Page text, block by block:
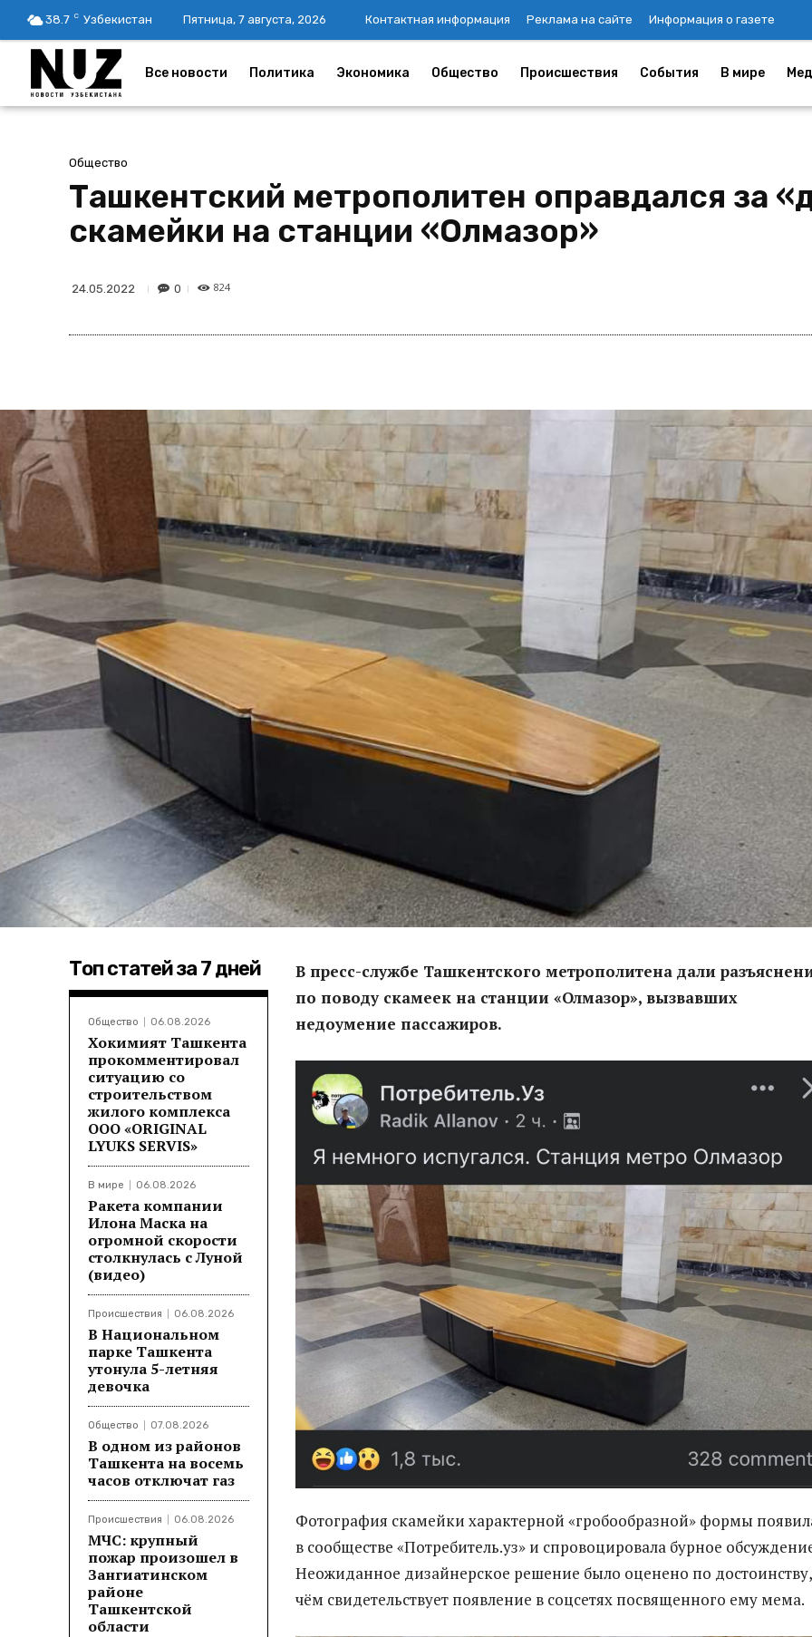
38.7 C Узбекистан Пятница, 7 августа, 2026 Контактная информация Реклама на сайте Информация о газете
Все новости Политика Экономика Общество Происшествия События В мире
Общество
Ташкентский метрополитен оправдался за
скамейки на станции «Олмазор»
24.05.2022 0 824
Топ статей за 7 дней
Общество 06.08.2026
Хокимият Ташкента
прокомментировал
ситуацию со
строительством
жилого комплекса
ООО «ORIGINAL
LYUKS SERVIS»
В мире 06.08.2026
Ракета компании
Илона Маска на
огромной скорости
столкнулась с Луной
(видео)
Происшествия 06.08.2026
В Национальном
парке Ташкента
утонула 5-летняя
девочка
Общество 07.08.2026
В одном из районов
Ташкента на восемь
часов отключат газ
Происшествия 06.08.2026
МЧС: крупный
пожар произошел в
Зангиатинском
районе
Ташкентской
области
В пресс-службе Ташкентского метрополитена дали
по поводу скамеек на станции «Олмазор», вызвавших
недоумение пассажиров.
Фотография скамейки характерной «гробообразной» формы
в сообществе «Потребитель.уз» и спровоцировала бурное
Неожиданное дизайнерское решение было оценено по
чём свидетельствует появление в соцсетях посвященного ему мема.